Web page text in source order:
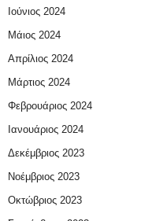
Ιούνιος 2024
Μάιος 2024
Απρίλιος 2024
Μάρτιος 2024
Φεβρουάριος 2024
Ιανουάριος 2024
Δεκέμβριος 2023
Νοέμβριος 2023
Οκτώβριος 2023